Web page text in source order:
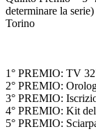
determinare la
Torino
1° PREMIO: TV
2° PREMIO:
3° PREMIO:
4° PREMIO: Kit
5° PREMIO: